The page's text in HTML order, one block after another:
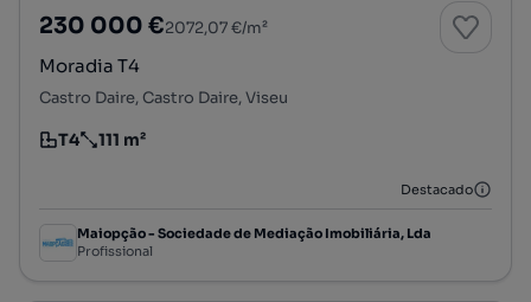
230 000 €2072,07 €/m²
Moradia T4
Castro Daire, Castro Daire, Viseu
Tipologia
T4
Preço por metro quadrado
111 m²
Destacado
Maiopção - Sociedade de Mediação Imobiliária, Lda
Profissional